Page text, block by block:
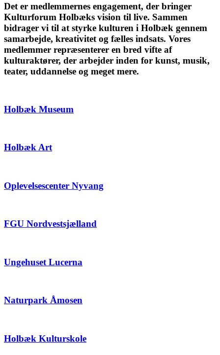
Det er medlemmernes engagement, der bringer
Kulturforum Holbæks vision til live. Sammen
bidrager vi til at styrke kulturen i Holbæk gennem
samarbejde, kreativitet og fælles indsats. Vores
medlemmer repræsenterer en bred vifte af
kulturaktører, der arbejder inden for kunst, musik,
teater, uddannelse og meget mere.
Holbæk Museum
Holbæk Art
Oplevelsescenter Nyvang
FGU Nordvestsjælland
Ungehuset Lucerna
Naturpark Åmosen
Holbæk Kulturskole